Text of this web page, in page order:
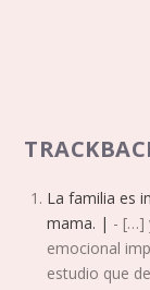
La familia es
mama. | - […]
emocional
estudio que